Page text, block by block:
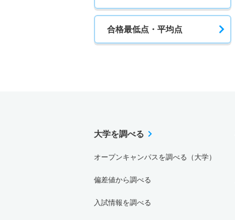
合格最低点・平均点
大学を調べる
オープンキャンパスを調べる（大学）
偏差値から調べる
入試情報を調べる